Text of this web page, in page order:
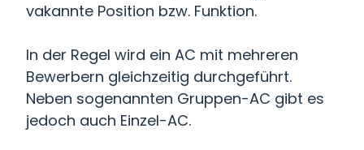
vakannte Position bzw. Funktion.
In der Regel wird ein AC mit mehreren
Bewerbern gleichzeitig durchgeführt.
Neben sogenannten Gruppen-AC gibt es
jedoch auch Einzel-AC.